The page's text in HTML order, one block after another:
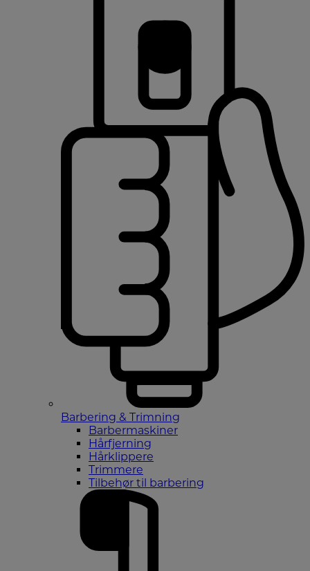
Barbering & Trimning
Barbermaskiner
Hårfjerning
Hårklippere
Trimmere
Tilbehør til barbering